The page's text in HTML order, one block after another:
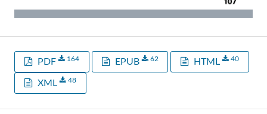
PDF 164 EPUB 62 HTML 40
XML 48